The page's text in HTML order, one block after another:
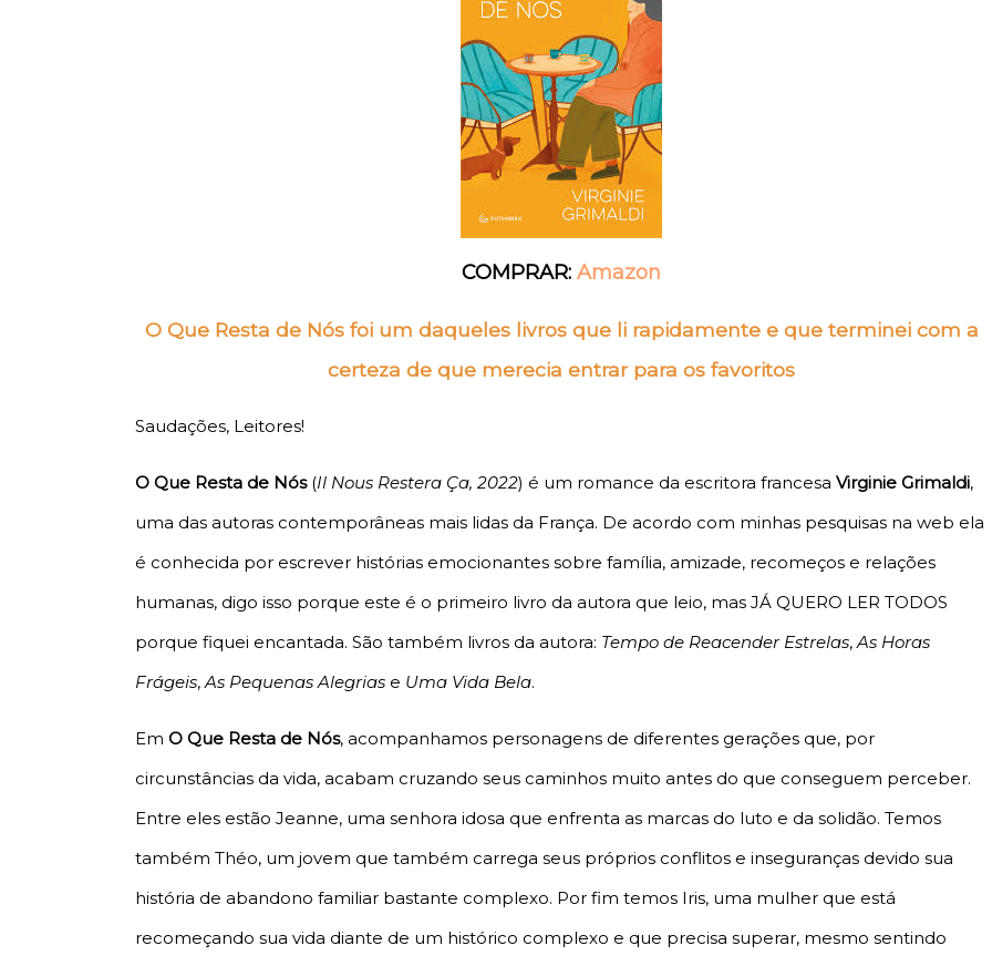
COMPRAR: Amazon
O Que Resta de Nós foi um daqueles livros que li rapidamente e que terminei com a
certeza de que merecia entrar para os favoritos
Saudações, Leitores!
O Que Resta de Nós(Il Nous Restera Ça, 2022) é um romance da escritora francesa Virginie Grimaldi,
uma das autoras contemporâneas mais lidas da França. De acordo com minhas pesquisas na web ela
é conhecida por escrever histórias emocionantes sobre família, amizade, recomeços e relações
humanas, digo isso porque este é o primeiro livro da autora que leio, mas JÁ QUERO LER TODOS
porque fiquei encantada. São também livros da autora: Tempo de Reacender Estrelas,As Horas
Frágeis,As Pequenas Alegrias e Uma Vida Bela.
Em O Que Resta de Nós, acompanhamos personagens de diferentes gerações que, por
circunstâncias da vida, acabam cruzando seus caminhos muito antes do que conseguem perceber.
Entre eles estão Jeanne, uma senhora idosa que enfrenta as marcas do luto e da solidão. Temos
também Théo, um jovem que também carrega seus próprios conflitos e inseguranças devido sua
história de abandono familiar bastante complexo. Por fim temos Iris, uma mulher que está
recomeçando sua vida diante de um histórico complexo e que precisa superar, mesmo sentindo